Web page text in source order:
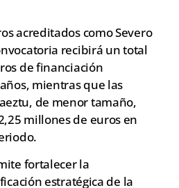
acreditados como Severo
recibirá un total
de financiación
mientras que las
de menor tamaño,
millones de euros en
fortalecer la
estratégica de la